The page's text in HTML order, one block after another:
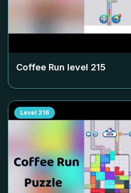
Coffee Run level 215
Level 216